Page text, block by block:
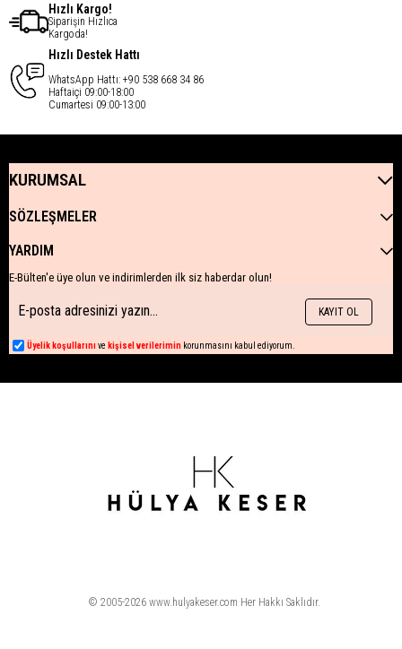
Hızlı Kargo!
Siparişin Hızlıca
Kargoda!
Hızlı Destek Hattı
WhatsApp Hattı: +90 538 668 34 86
Haftaiçi 09:00-18:00
Cumartesi 09:00-13:00
KURUMSAL
SÖZLEŞMELER
YARDIM
E-Bülten'e üye olun ve indirimlerden ilk siz haberdar olun!
KAYIT OL
Üyelik koşullarını ve kişisel verilerimin korunmasını kabul ediyorum.
© 2005-2026 www.hulyakeser.com Her Hakkı Saklıdır.